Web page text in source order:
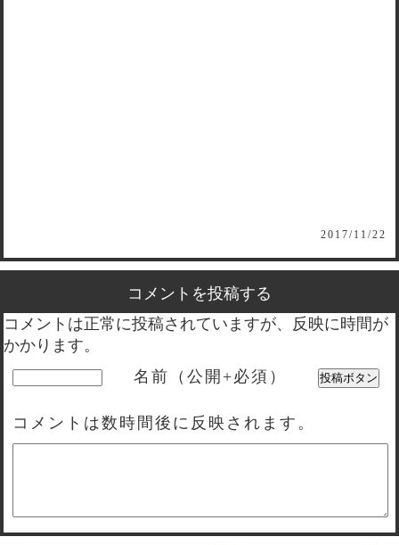
2017/11/22
コメントを投稿する
コメントは正常に投稿されていますが、反映に時間が
かかります。
名前（公開+必須）
コメントは数時間後に反映されます。